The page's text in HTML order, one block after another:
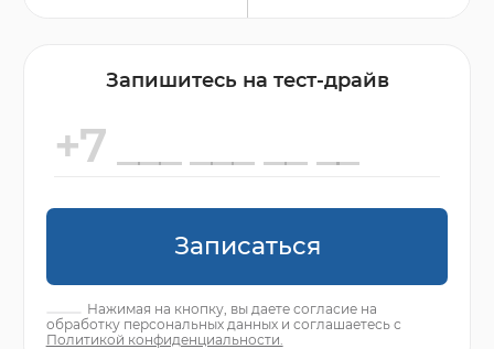
Запишитесь на тест-драйв
Записаться
Нажимая на кнопку, вы даете согласие на
обработку персональных данных и соглашаетесь с
Политикой конфиденциальности.